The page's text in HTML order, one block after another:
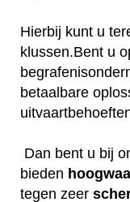
Hierbij kunt u
klussen.Bent u
betaalbare
Dan bent u bij
bieden
tegen zeer